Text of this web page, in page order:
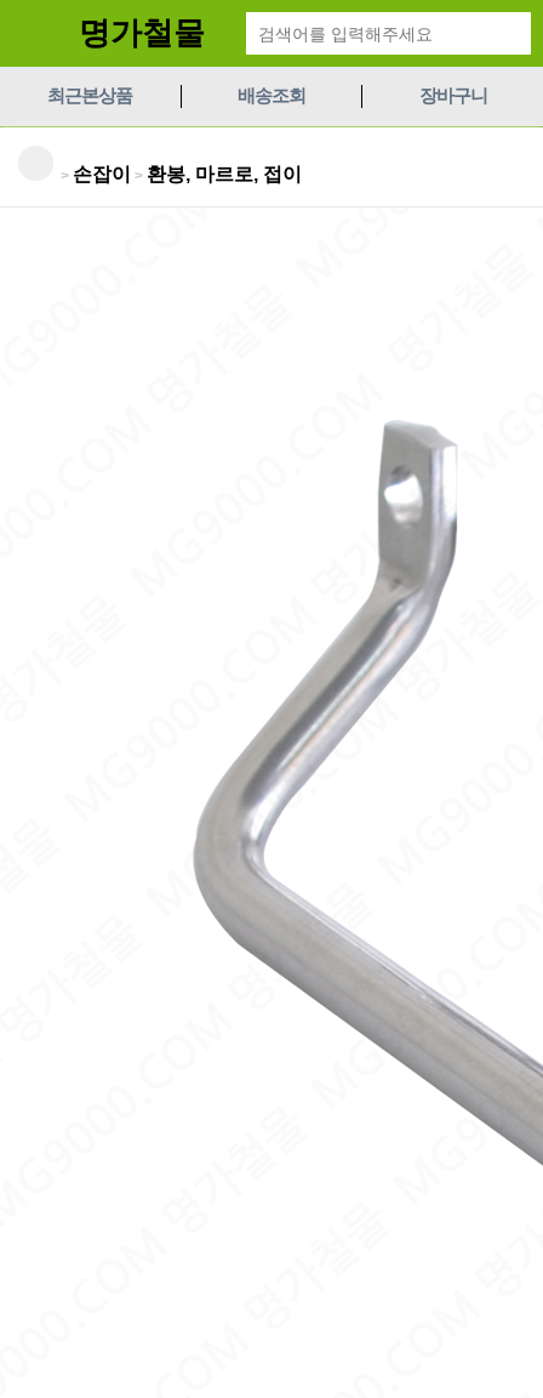
명가철물
최근본상품 배송조회 장바구니
> 손잡이 > 환봉, 마르로, 접이